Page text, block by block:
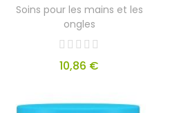
Soins pour les mains et les
ongles
10,86 €